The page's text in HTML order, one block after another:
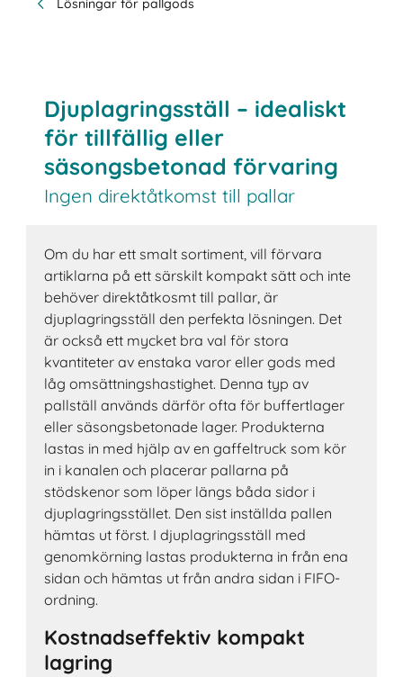
Lösningar för pallgods
Djuplagringsställ – idealiskt
för tillfällig eller
säsongsbetonad förvaring
Ingen direktåtkomst till pallar
Om du har ett smalt sortiment, vill förvara
artiklarna på ett särskilt kompakt sätt och inte
behöver direktåtkosmt till pallar, är
djuplagringsställ den perfekta lösningen. Det
är också ett mycket bra val för stora
kvantiteter av enstaka varor eller gods med
låg omsättningshastighet. Denna typ av
pallställ används därför ofta för buffertlager
eller säsongsbetonade lager. Produkterna
lastas in med hjälp av en gaffeltruck som kör
in i kanalen och placerar pallarna på
stödskenor som löper längs båda sidor i
djuplagringsstället. Den sist inställda pallen
hämtas ut först. I djuplagringsställ med
genomkörning lastas produkterna in från ena
sidan och hämtas ut från andra sidan i FIFO-
ordning.
Kostnadseffektiv kompakt
lagring